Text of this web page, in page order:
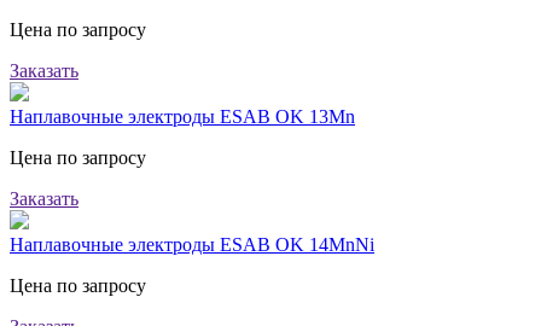
Цена по запросу
Заказать
Наплавочные электроды ESAB OK 13Mn
Цена по запросу
Заказать
Наплавочные электроды ESAB OK 14MnNi
Цена по запросу